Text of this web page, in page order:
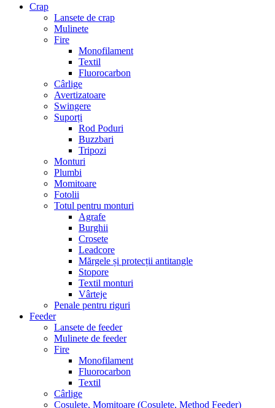
Crap
Lansete de crap
Mulinete
Fire
Monofilament
Textil
Fluorocarbon
Cârlige
Avertizatoare
Swingere
Suporți
Rod Poduri
Buzzbari
Tripozi
Monturi
Plumbi
Momitoare
Fotolii
Totul pentru monturi
Agrafe
Burghii
Crosete
Leadcore
Mărgele și protecții antitangle
Stopore
Textil monturi
Vârteje
Penale pentru riguri
Feeder
Lansete de feeder
Mulinete de feeder
Fire
Monofilament
Fluorocarbon
Textil
Cârlige
Coșulețe, Momitoare (Coșulețe, Method Feeder)